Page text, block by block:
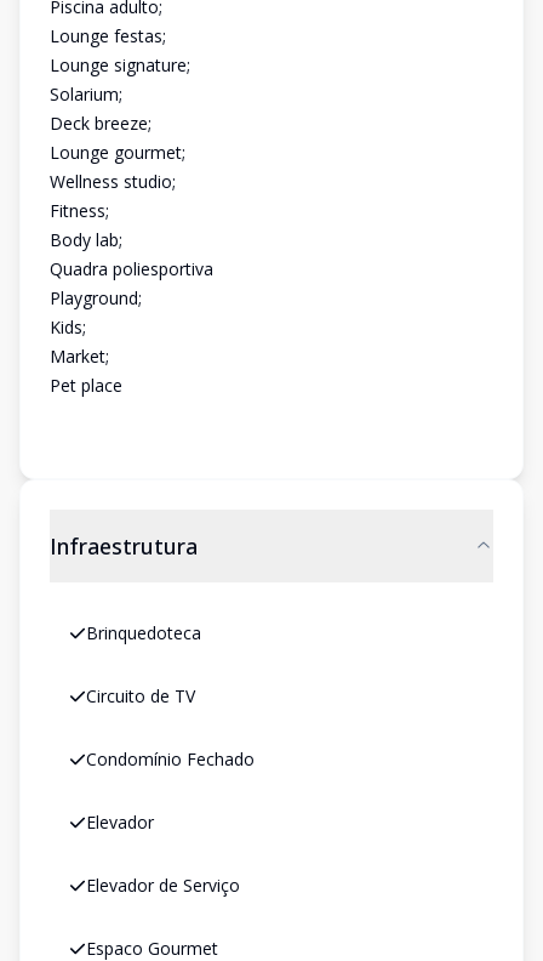
Piscina adulto;
Lounge festas;
Lounge signature;
Solarium;
Deck breeze;
Lounge gourmet;
Wellness studio;
Fitness;
Body lab;
Quadra poliesportiva
Playground;
Kids;
Market;
Pet place
Infraestrutura
Brinquedoteca
Circuito de TV
Condomínio Fechado
Elevador
Elevador de Serviço
Espaco Gourmet